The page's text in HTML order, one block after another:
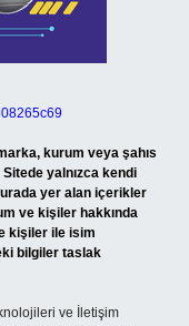
kurum veya şahıs
yalnızca kendi
yer alan içerikler
ve kişiler hakkında
kişiler ile isim
bilgiler taslak
ve İletişim